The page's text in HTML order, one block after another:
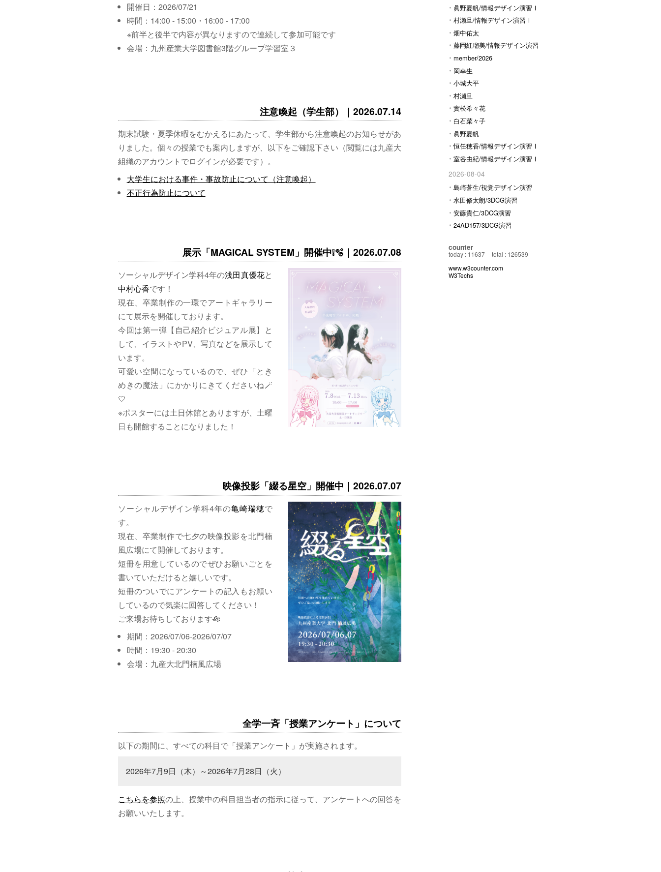
眞野夏帆/情報デザイン演習Ⅰ
村瀬旦/情報デザイン演習Ⅰ
畑中佑太
藤岡紅瑠美/情報デザイン演習
Ⅰ member/2026
岡幸生
小城大平
村瀬旦
實松希々花
白石菜々子
眞野夏帆
恒任穂香/情報デザイン演習Ⅰ
室谷由紀/情報デザイン演習Ⅰ
2026-08-04
島崎蒼生/視覚デザイン演習
水田修太朗/3DCG演習
安藤貴仁/3DCG演習
24AD157/3DCG演習
counter
today : 11637
total : 126539
www.w3counter.com
W3Techs
開催日：2026/07/21
時間：14:00 - 15:00・16:00 - 17:00
※前半と後半で内容が異なりますので連続して参加可能です
会場：九州産業大学図書館3階グループ学習室３
注意喚起（学生部）｜2026.07.14
期末試験・夏季休暇をむかえるにあたって、学生部から注意喚起のお知らせがあ
りました。個々の授業でも案内しますが、以下をご確認下さい（閲覧には九産大
組織のアカウントでログインが必要です）。
大学生における事件・事故防止について（注意喚起）
不正行為防止について
展示「MAGICAL SYSTEM」開催中❕🫧｜2026.07.08
ソーシャルデザイン学科4年の浅田真優花と
中村心香です！
現在、卒業制作の一環でアートギャラリー
にて展示を開催しております。
今回は第一弾【自己紹介ビジュアル展】と
して、イラストやPV、写真などを展示して
います。
可愛い空間になっているので、ぜひ「とき
めきの魔法」にかかりにきてくださいね🪄
🤍
※ポスターには土日休館とありますが、土曜
日も開館することになりました！
映像投影「綴る星空」開催中｜2026.07.07
ソーシャルデザイン学科4年の亀崎瑞穂で
す。
現在、卒業制作で七夕の映像投影を北門楠
風広場にて開催しております。
短冊を用意しているのでぜひお願いごとを
書いていただけると嬉しいです。
短冊のついでにアンケートの記入もお願い
しているので気楽に回答してください！
ご来場お待ちしております🎋
期間：2026/07/06-2026/07/07
時間：19:30 - 20:30
会場：九産大北門楠風広場
全学一斉「授業アンケート」について
以下の期間に、すべての科目で「授業アンケート」が実施されます。
2026年7月9日（木）～2026年7月28日（火）
こちらを参照の上、授業中の科目担当者の指示に従って、アンケートへの回答を
お願いいたします。